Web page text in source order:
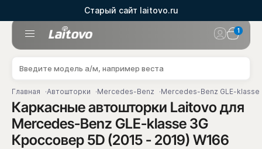
Старый сайт laitovo.ru
1
Главная Автошторки Mercedes-Benz Mercedes-Benz GLE-klasse
Каркасные автошторки Laitovo для
Mercedes-Benz GLE-klasse 3G
Кроссовер 5D (2015 - 2019) W166